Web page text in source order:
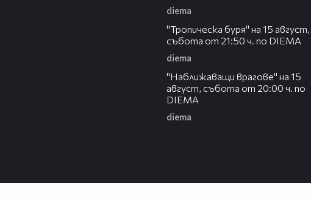
diema
"Тропическа буря" на 15 август,
събота от 21:50 ч. по DIEMA
diema
"Наближаващи врагове" на 15
август, събота от 20:00 ч. по
DIEMA
diema